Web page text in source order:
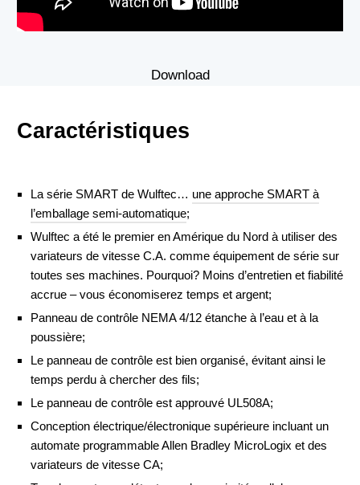
Download
Caractéristiques
La série SMART de Wulftec… une approche SMART à
l’emballage semi-automatique;
Wulftec a été le premier en Amérique du Nord à utiliser des
variateurs de vitesse C.A. comme équipement de série sur
toutes ses machines. Pourquoi? Moins d’entretien et fiabilité
accrue – vous économiserez temps et argent;
Panneau de contrôle NEMA 4/12 étanche à l’eau et à la
poussière;
Le panneau de contrôle est bien organisé, évitant ainsi le
temps perdu à chercher des fils;
Le panneau de contrôle est approuvé UL508A;
Conception électrique/électronique supérieure incluant un
automate programmable Allen Bradley MicroLogix et des
variateurs de vitesse CA;